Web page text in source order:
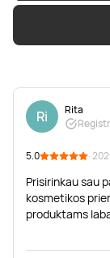
Ri
Rita
5.0 ·
Prisirinkau sau
kosmetikos
produktams